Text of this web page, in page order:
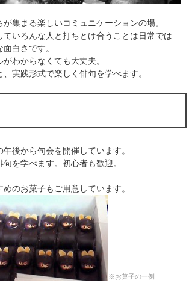
集まる楽しいコミュニケーションの場。
ていろんな人と打ちとけ合うことは日常では
白さです。
わからなくても大丈夫。
実践形式で楽しく俳句を学べます。
後から句会を開催しています。
を学べます。初心者も歓迎。
のお菓子もご用意しています。
※お菓子の一例